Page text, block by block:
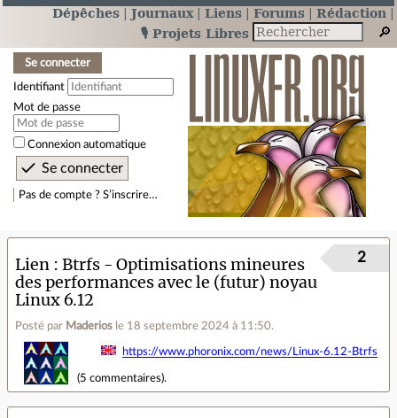
Dépêches Journaux Liens Forums
Rédaction
🎙️ Projets Libres
Se connecter
Identifiant
Mot de passe
Connexion automatique
Pas de compte ? S’inscrire…
Lien
Btrfs - Optimisations mineures
des performances avec le (futur) noyau
Linux 6.12
Posté par Maderios le 18 septembre 2024 à 11:50.
2
https://www.phoronix.com/news/Linux-6.12-Btrfs
(5 commentaires).